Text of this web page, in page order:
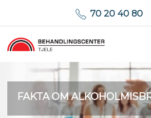
70 20 40 80
FAKTA OM